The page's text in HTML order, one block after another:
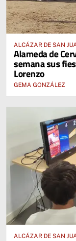
ALCÁZAR DE SAN
Alameda de
semana sus
Lorenzo
GEMA GONZÁLEZ
ALCÁZAR DE SAN